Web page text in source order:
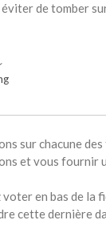
de tomber
sur chacune
et vous fournir
voter en bas de la
cette dernière